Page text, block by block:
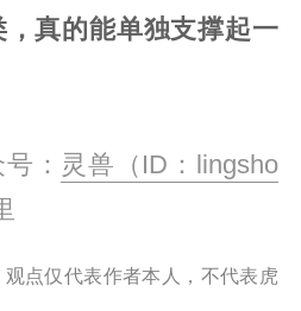
真的能单独支撑起一
： 灵兽（ID：lingsho
点仅代表作者本人，不代表虎